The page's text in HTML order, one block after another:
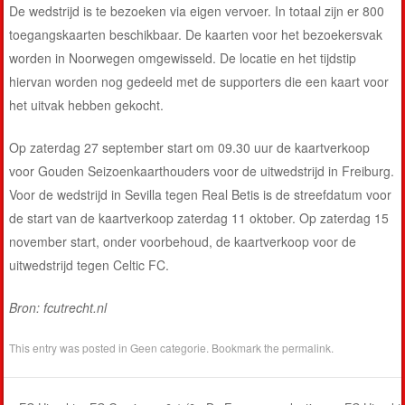
De wedstrijd is te bezoeken via eigen vervoer. In totaal zijn er 800
toegangskaarten beschikbaar. De kaarten voor het bezoekersvak
worden in Noorwegen omgewisseld. De locatie en het tijdstip
hiervan worden nog gedeeld met de supporters die een kaart voor
het uitvak hebben gekocht.
Op zaterdag 27 september start om 09.30 uur de kaartverkoop
voor Gouden Seizoenkaarthouders voor de uitwedstrijd in Freiburg.
Voor de wedstrijd in Sevilla tegen Real Betis is de streefdatum voor
de start van de kaartverkoop zaterdag 11 oktober. Op zaterdag 15
november start, onder voorbehoud, de kaartverkoop voor de
uitwedstrijd tegen Celtic FC.
Bron: fcutrecht.nl
This entry was posted inGeen categorie . Bookmark thepermalink